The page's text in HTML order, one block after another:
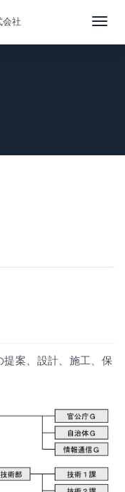
ナ
ビ
社
案、設計、施工、保